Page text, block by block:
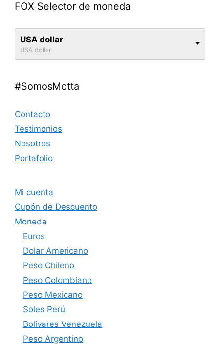
FOX Selector de moneda
USA dollar
USA dollar
#SomosMotta
Contacto
Testimonios
Nosotros
Portafolio
Mi cuenta
Cupón de Descuento
Moneda
Euros
Dolar Americano
Peso Chileno
Peso Colombiano
Peso Mexicano
Soles Perú
Bolivares Venezuela
Peso Argentino